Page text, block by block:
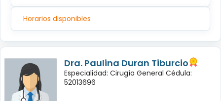
Horarios disponibles
Dra. Paulina Duran Tiburcio
Especialidad: Cirugía General Cédula:
52013696